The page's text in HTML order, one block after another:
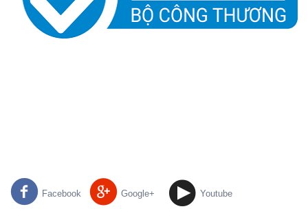
Facebook Google+ Youtube